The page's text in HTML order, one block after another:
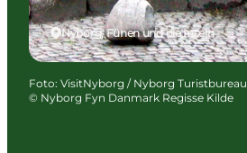
Nyborg, Fünen und die Inseln
Foto: VisitNyborg / Nyborg Turistbureau
© Nyborg Fyn Danmark Regisse Kilde